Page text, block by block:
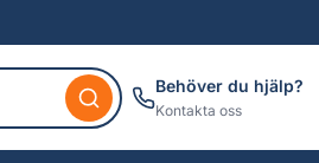
Behöver du hjälp?
Kontakta oss